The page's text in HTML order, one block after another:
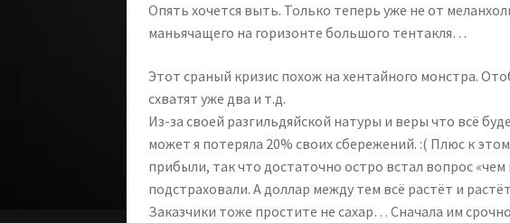
Опять хочется выть. Только теперь уже не от
маньячащего на горизонте большого тентакля…
Этот сраный кризис похож на хентайного монстра.
схватят уже два и т.д.
Из-за своей разгильдяйской натуры и веры что всё
может я потеряла 20% своих сбережений. :( Плюс к
прибыли, так что достаточно остро встал вопрос «чем
подстраховали. А доллар между тем всё растёт и
Заказчики тоже простите не сахар… Сначала им